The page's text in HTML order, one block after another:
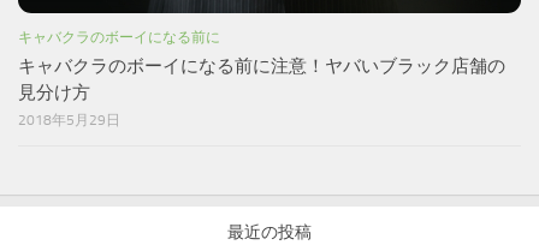
キャバクラのボーイになる前に
キャバクラのボーイになる前に注意！ヤバいブラック店舗の
見分け方
2018年5月29日
最近の投稿